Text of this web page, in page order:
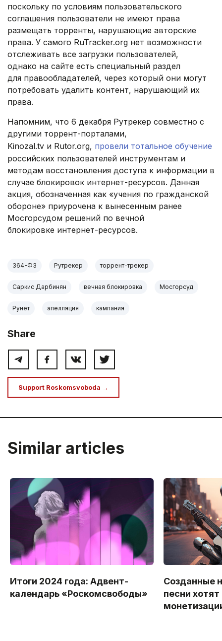
поскольку по условиям пользовательского
соглашения пользователи не имеют права
размещать торренты, нарушающие авторские
права. У самого RuTracker.org нет возможности
отслеживать все загрузки пользователей,
однако на сайте есть специальный раздел
для правообладателей, через который они могут
потребовать удалить контент, нарушающий их
права.
Напомним, что 6 декабря Рутрекер совместно с
другими торрент-порталами,
Kinozal.tv и Rutor.org, провели тотальное обучение
российских пользователей инструментам и
методам восстановления доступа к информации в
случае блокировок интернет-ресурсов. Данная
акция, обозначенная как «учения по гражданской
обороне» приурочена к вынесенным ранее
Мосгорсудом решений по вечной
блокировке интернет-ресурсов.
364-ФЗ Рутрекер торрент-трекер
Саркис Дарбинян вечная блокировка Мосгорсуд
Рунет апелляция кампания
Share
Support Roskomsvoboda →
Similar articles
Итоги 2024 года: Адвент-
календарь «Роскомсвободы»
Созданные
песни